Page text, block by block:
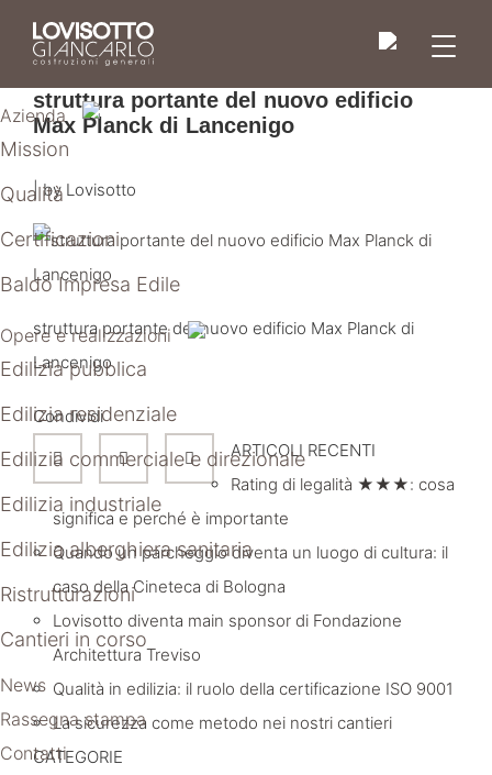
content
Azienda
Mission
Qualità
Certificazioni
Baldo Impresa Edile
Opere e realizzazioni
Edilizia pubblica
Edilizia residenziale
Edilizia commerciale e direzionale
Edilizia industriale
Edilizia alberghiera sanitaria
Ristrutturazioni
Cantieri in corso
News
Rassegna stampa
Contatti
struttura portante del nuovo edificio
Max Planck di Lancenigo
| by Lovisotto
struttura portante del nuovo edificio Max Planck di
Lancenigo
Condividi
ARTICOLI RECENTI
Rating di legalità ★★★: cosa
significa e perché è importante
Quando un parcheggio diventa un luogo di cultura: il
caso della Cineteca di Bologna
Lovisotto diventa main sponsor di Fondazione
Architettura Treviso
Qualità in edilizia: il ruolo della certificazione ISO 9001
La sicurezza come metodo nei nostri cantieri
CATEGORIE